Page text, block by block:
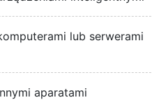
lub serwerami
aparatami